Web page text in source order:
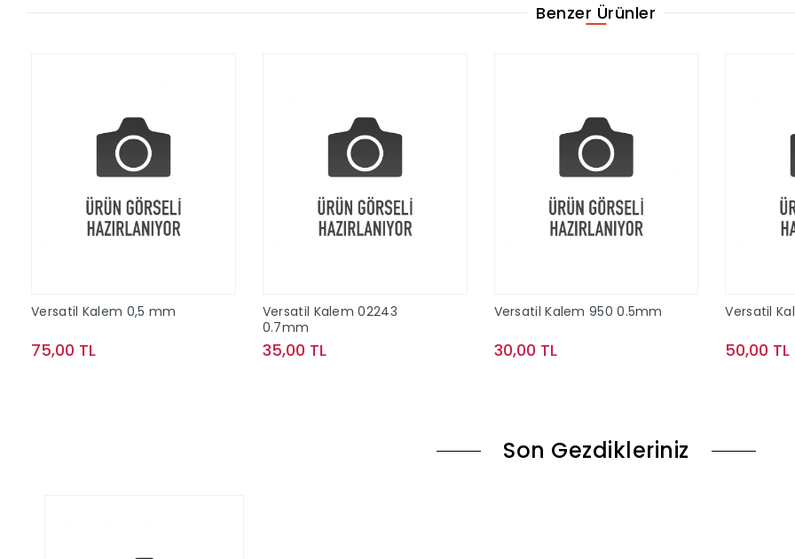
Benzer Ürünler
Versatil Kalem 0,5 mm
75,00 TL
Versatil Kalem 02243
0.7mm
35,00 TL
Versatil Kalem 950 0.5mm
30,00 TL
Versatil
50,00 TL
Son Gezdikleriniz